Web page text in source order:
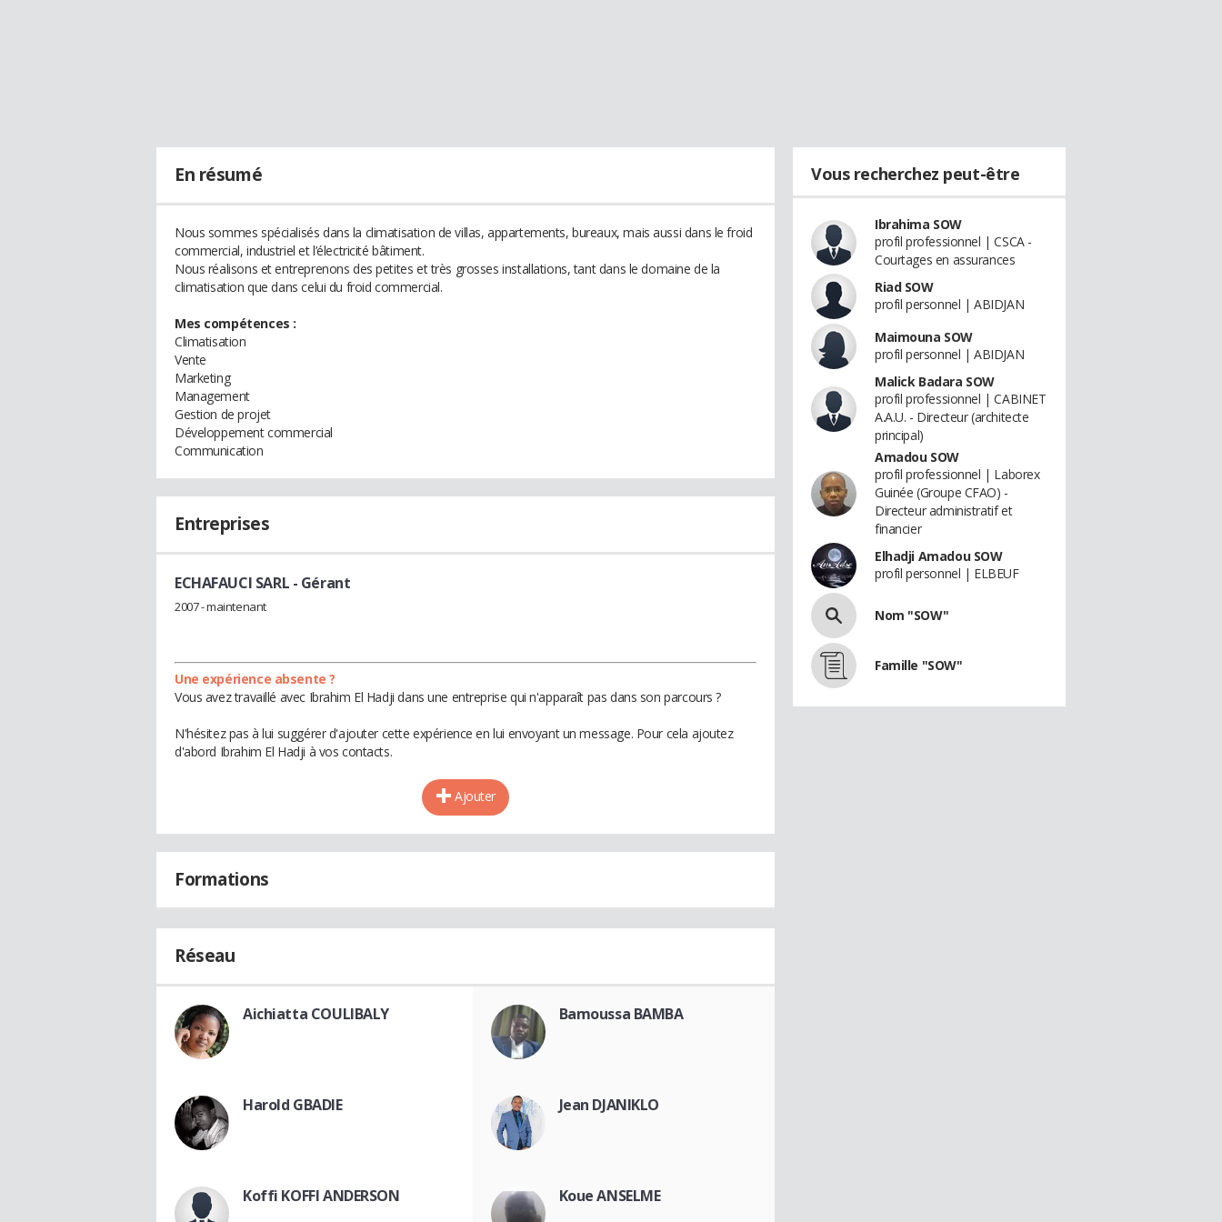
En résumé
Nous sommes spécialisés dans la climatisation de villas, appartements, bureaux, mais aussi dans le froid
commercial, industriel et l’électricité bâtiment.
Nous réalisons et entreprenons des petites et très grosses installations, tant dans le domaine de la
climatisation que dans celui du froid commercial.
Mes compétences :
Climatisation
Vente
Marketing
Management
Gestion de projet
Développement commercial
Communication
Entreprises
ECHAFAUCI SARL - Gérant
2007 - maintenant
Une expérience absente ?
Vous avez travaillé avec Ibrahim El Hadji dans une entreprise qui n'apparaît pas dans son parcours ?
N'hésitez pas à lui suggérer d'ajouter cette expérience en lui envoyant un message. Pour cela ajoutez
d'abord Ibrahim El Hadji à vos contacts.
Ajouter
Formations
Réseau
Aichiatta COULIBALY Bamoussa BAMBA
Harold GBADIE Jean DJANIKLO
Koffi KOFFI ANDERSON Koue ANSELME
Vous recherchez peut-être
Ibrahima SOW
profil professionnel | CSCA -
Courtages en assurances
Riad SOW
profil personnel | ABIDJAN
Maimouna SOW
profil personnel | ABIDJAN
Malick Badara SOW
profil professionnel | CABINET
A.A.U. - Directeur (architecte
principal)
Amadou SOW
profil professionnel | Laborex
Guinée (Groupe CFAO) -
Directeur administratif et
financier
Elhadji Amadou SOW
profil personnel | ELBEUF
Nom "SOW"
Famille "SOW"